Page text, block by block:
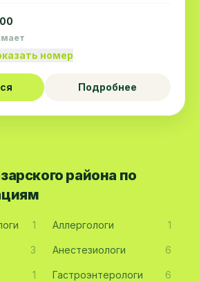
номер
Подробнее
района по
1 Аллергологи 1
3 Анестезиологи 6
1 Гастроэнтерологи 6